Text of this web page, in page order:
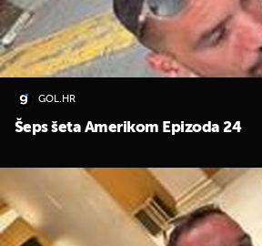
GOL.HR
Šeps šeta Amerikom Epizoda 24